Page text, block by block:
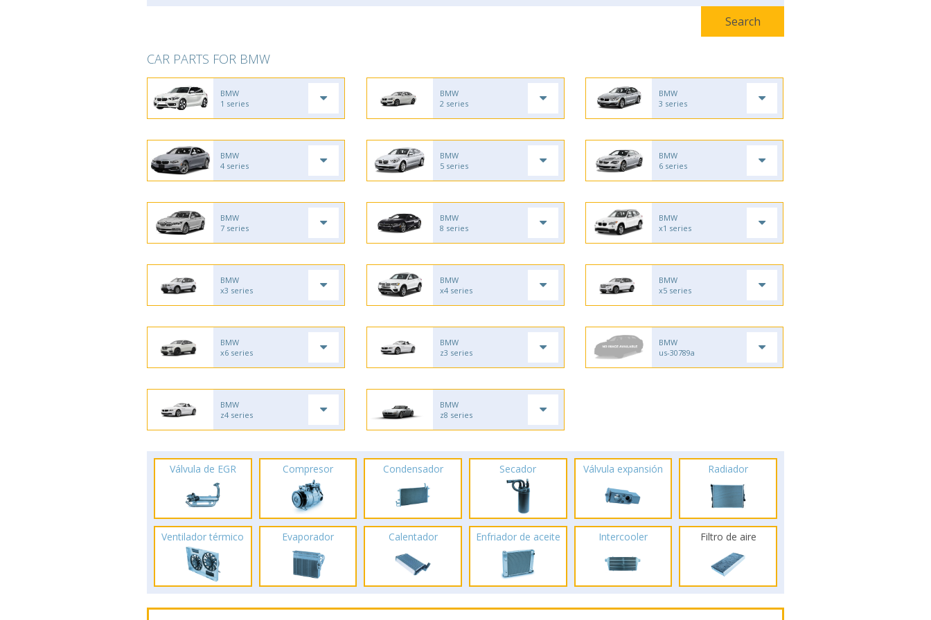
CAR PARTS FOR BMW
BMW
1 series
BMW
2 series
BMW
3 series
BMW
4 series
BMW
5 series
BMW
6 series
BMW
7 series
BMW
8 series
BMW
x1 series
BMW
x3 series
BMW
x4 series
BMW
x5 series
BMW
x6 series
BMW
z3 series
BMW
us-30789a
BMW
z4 series
BMW
z8 series
Válvula de EGR Compresor Condensador Secador Válvula expansión Radiador
Ventilador térmico Evaporador Calentador Enfriador de aceite Intercooler Filtro de aire